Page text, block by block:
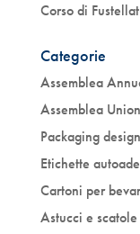
Corso di
Categorie
Assemblea
Assemblea
Packaging design
Etichette
Cartoni per
Astucci e